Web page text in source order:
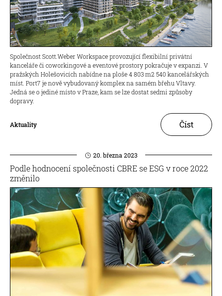
Společnost Scott.Weber Workspace provozující flexibilní privátní
kanceláře či coworkingové a eventové prostory pokračuje v expanzi. V
pražských Holešovicích nabídne na ploše 4 803 m2 540 kancelářských
míst. Port7 je nově vybudovaný komplex na samém břehu Vltavy.
Jedná se o jediné místo v Praze, kam se lze dostat sedmi způsoby
dopravy.
Aktuality Číst
20. března 2023
Podle hodnocení společnosti CBRE se ESG v roce 2022
změnilo